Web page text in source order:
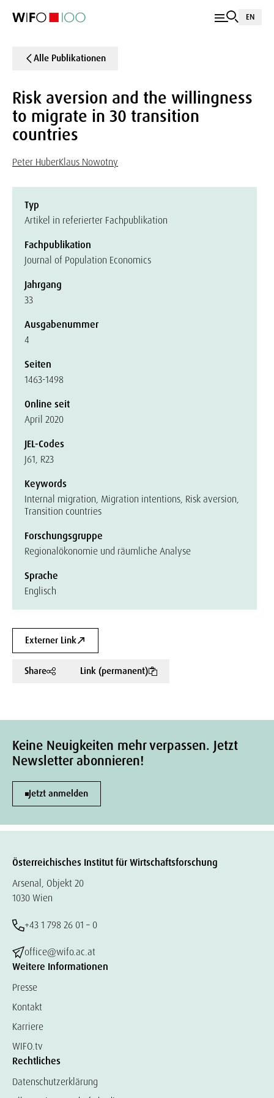
EN
Alle Publikationen
Risk aversion and the willingness
to migrate in 30 transition
countries
Peter HuberKlaus Nowotny
Typ
Artikel in referierter Fachpublikation
Fachpublikation
Journal of Population Economics
Jahrgang
33
Ausgabenummer
4
Seiten
1463-1498
Online seit
April 2020
JEL-Codes
J61, R23
Keywords
Internal migration, Migration intentions, Risk aversion,
Transition countries
Forschungsgruppe
Regionalökonomie und räumliche Analyse
Sprache
Englisch
Externer Link
Share Link (permanent)
Keine Neuigkeiten mehr verpassen. Jetzt
Newsletter abonnieren!
Jetzt anmelden
Österreichisches Institut für Wirtschaftsforschung
Arsenal, Objekt 20
1030 Wien
+43 1 798 26 01 – 0
office@wifo.ac.at
Weitere Informationen
Presse
Kontakt
Karriere
WIFO.tv
Rechtliches
Datenschutzerklärung